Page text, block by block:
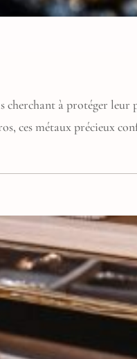
cherchant à protéger
ces métaux précieux